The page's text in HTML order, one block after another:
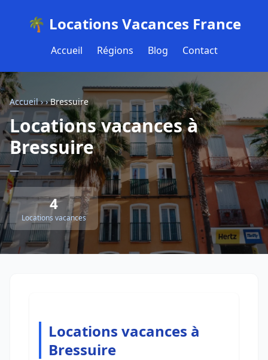
🌴 Locations Vacances France
Accueil Régions Blog Contact
Accueil››Bressuire
Locations vacances à
Bressuire
—
4
Locations vacances
Locations vacances à
Bressuire